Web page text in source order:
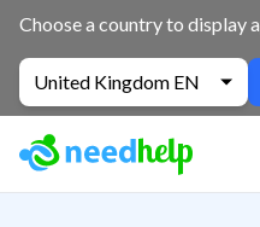
Choose a country to display
United Kingdom EN